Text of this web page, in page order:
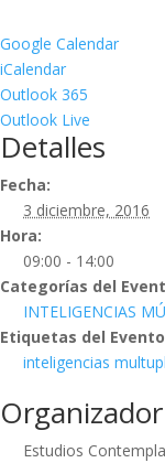
Google Calendar
iCalendar
Outlook 365
Outlook Live
Detalles
Fecha:
3 diciembre, 2016
Hora:
09:00 - 14:00
Categorías del
INTELIGENCIAS
Etiquetas del
inteligencias
Organizador
Estudios